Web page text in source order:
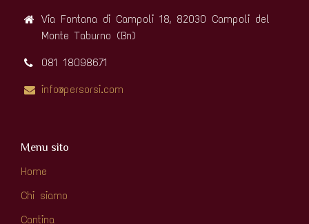
Via Fontana di Campoli 18, 82030 Campoli del
Monte Taburno (Bn)
081 18098671
info@persorsi.com
Menu sito
Home
Chi siamo
Cantina